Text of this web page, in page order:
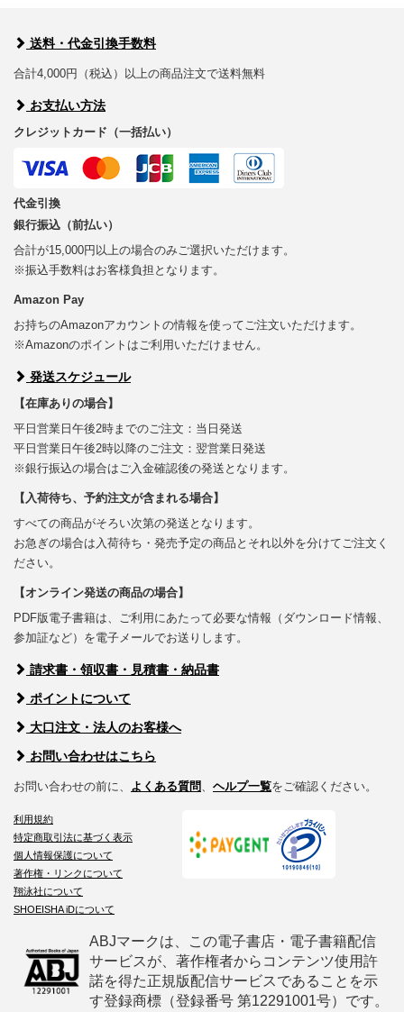
送料・代金引換手数料
合計4,000円（税込）以上の商品注文で送料無料
お支払い方法
クレジットカード（一括払い）
代金引換
銀行振込（前払い）
合計が15,000円以上の場合のみご選択いただけます。
※振込手数料はお客様負担となります。
Amazon Pay
お持ちのAmazonアカウントの情報を使ってご注文いただけます。
※Amazonのポイントはご利用いただけません。
発送スケジュール
【在庫ありの場合】
平日営業日午後2時までのご注文：当日発送
平日営業日午後2時以降のご注文：翌営業日発送
※銀行振込の場合はご入金確認後の発送となります。
【入荷待ち、予約注文が含まれる場合】
すべての商品がそろい次第の発送となります。
お急ぎの場合は入荷待ち・発売予定の商品とそれ以外を分けてご注文く
ださい。
【オンライン発送の商品の場合】
PDF版電子書籍は、ご利用にあたって必要な情報（ダウンロード情報、
参加証など）を電子メールでお送りします。
請求書・領収書・見積書・納品書
ポイントについて
大口注文・法人のお客様へ
お問い合わせはこちら
お問い合わせの前に、 よくある質問、 ヘルプ一覧をご確認ください。
利用規約
特定商取引法に基づく表示
個人情報保護について
著作権・リンクについて
翔泳社について
SHOEISHA iDについて
ABJマークは、この電子書店・電子書籍配信
サービスが、著作権者からコンテンツ使用許
諾を得た正規版配信サービスであることを示
す登録商標（登録番号 第12291001号）です。